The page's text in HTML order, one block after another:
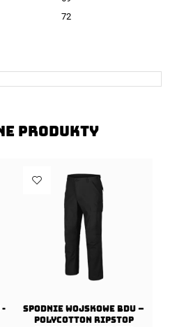
72
produkty
-
Spodnie wojskowe BDU –
PolyCotton Ripstop